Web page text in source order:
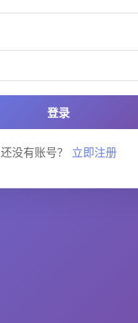
登录
还没有账号？ 立即注册